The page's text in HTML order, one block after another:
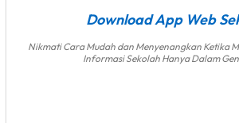
Download App Web
Nikmati Cara Mudah dan Menyenangkan Ketika
Informasi Sekolah Hanya Dalam